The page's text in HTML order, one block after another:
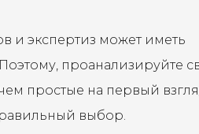
и экспертиз может иметь
проанализируйте
простые на первый
выбор.